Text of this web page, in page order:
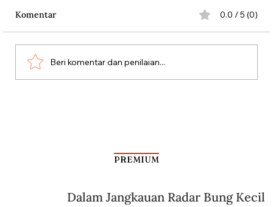
Sinse di Tambang Timah
Komentar 0.0 / 5 (0)
Beri komentar dan penilaian...
PREMIUM
Dalam Jangkauan Radar Bung Kecil